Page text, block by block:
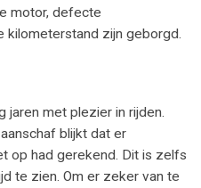
motor, defecte
kilometerstand zijn geborgd.
jaren met plezier in rijden.
blijkt dat er
op had gerekend. Dit is zelfs
te zien. Om er zeker van te